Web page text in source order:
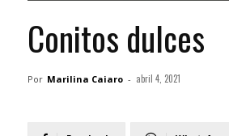
Conitos dulces
Por Marilina Caiaro - abril 4, 2021